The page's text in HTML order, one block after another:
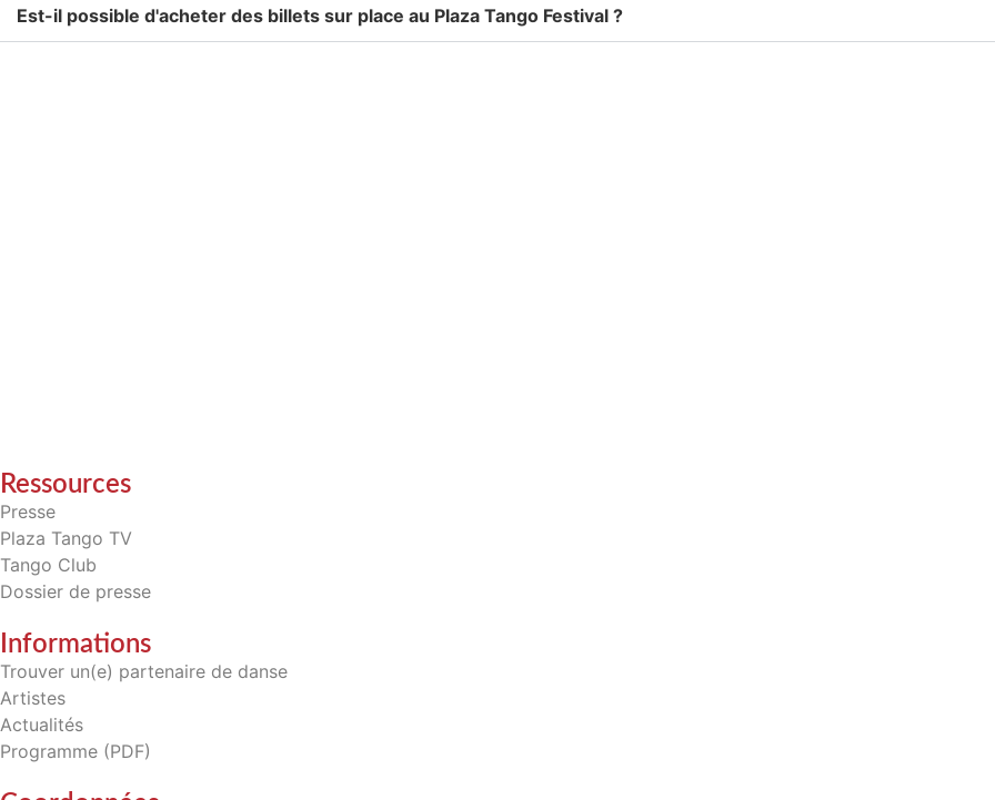
Est-il possible d'acheter des billets sur place au Plaza Tango Festival ?
Ressources
Presse
Plaza Tango TV
Tango Club
Dossier de presse
Informations
Trouver un(e) partenaire de danse
Artistes
Actualités
Programme (PDF)